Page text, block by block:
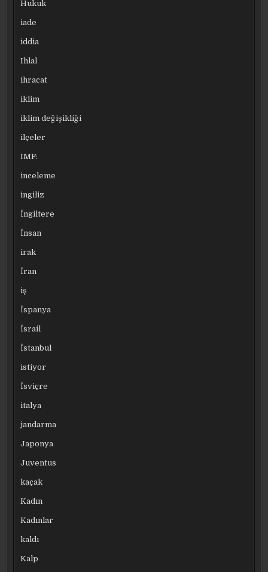
Hukuk
iade
iddia
Ihlal
ihracat
iklim
iklim değişikliği
ilçeler
IMF:
inceleme
ingiliz
İngiltere
İnsan
irak
İran
iş
İspanya
İsrail
İstanbul
istiyor
İsviçre
italya
jandarma
Japonya
Juventus
kaçak
Kadın
Kadınlar
kaldı
Kalp